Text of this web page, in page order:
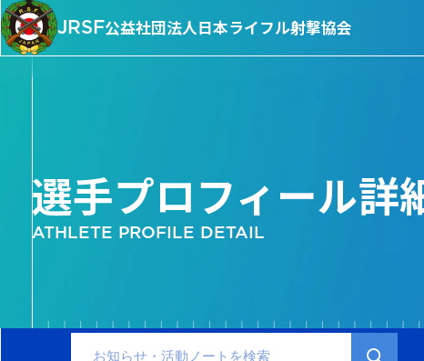
JRSF公益社団法人日本ライフル射撃協会
選手プロフィール詳
ATHLETE PROFILE DETAIL